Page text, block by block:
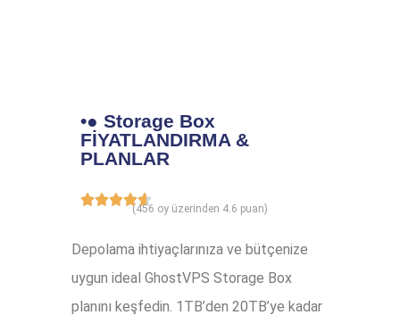
•● Storage Box
FİYATLANDIRMA &
PLANLAR
(456 oy üzerinden 4.6 puan)
Depolama ihtiyaçlarınıza ve bütçenize
uygun ideal GhostVPS Storage Box
planını keşfedin. 1TB’den 20TB’ye kadar